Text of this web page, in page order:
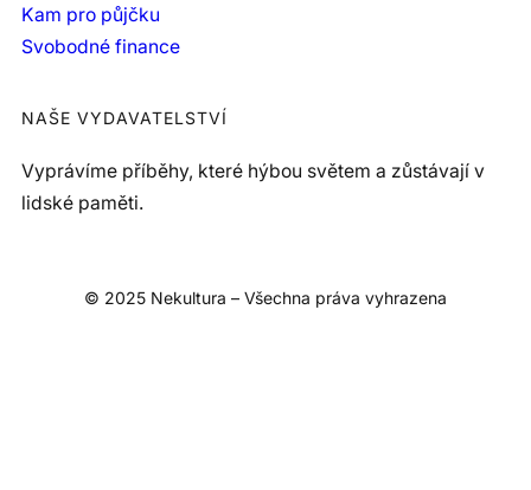
Kam pro půjčku
Svobodné finance
NAŠE VYDAVATELSTVÍ
Vyprávíme příběhy, které hýbou světem a zůstávají v
lidské paměti.
© 2025 Nekultura – Všechna práva vyhrazena